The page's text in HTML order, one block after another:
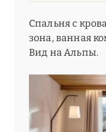
Спальня с
зона, ванная
Вид на Альпы.